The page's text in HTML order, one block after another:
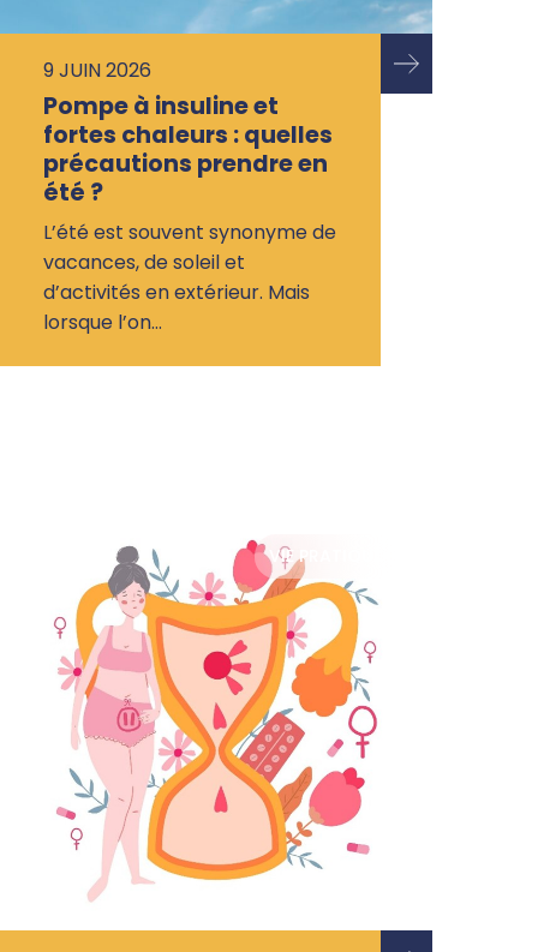
9 JUIN 2026
Pompe à insuline et
fortes chaleurs : quelles
précautions prendre en
été ?
L’été est souvent synonyme de
vacances, de soleil et
d’activités en extérieur. Mais
lorsque l’on…
VIE PRATIQUE